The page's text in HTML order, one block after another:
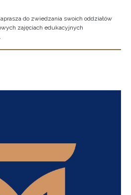
do zwiedzania swoich oddziałów
zajęciach edukacyjnych